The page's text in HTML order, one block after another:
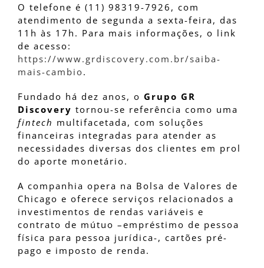
O telefone é (11) 98319-7926, com
atendimento de segunda a sexta-feira, das
11h às 17h. Para mais informações, o link
de acesso:
https://www.grdiscovery.com.br/saiba-
mais-cambio.
Fundado há dez anos, o Grupo GR
Discovery tornou-se referência como uma
fintech multifacetada, com soluções
financeiras integradas para atender as
necessidades diversas dos clientes em prol
do aporte monetário.
A companhia opera na Bolsa de Valores de
Chicago e oferece serviços relacionados a
investimentos de rendas variáveis e
contrato de mútuo –empréstimo de pessoa
física para pessoa jurídica-, cartões pré-
pago e imposto de renda.